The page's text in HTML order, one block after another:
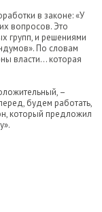
в законе: «У
вопросов. Это
групп, и решениями
По словам
власти… которая
–
будем работать,
который предложил